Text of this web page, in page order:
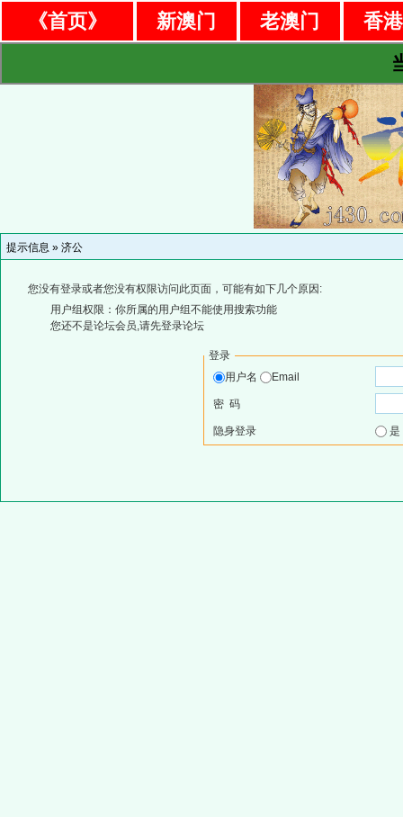
《首页》 新澳门 老澳门
香
提示信息 » 济公
您没有登录或者您没有权限访问此页面，可能有如下几个原因:
用户组权限：你所属的用户组不能使用搜索功能
您还不是论坛会员,请先登录论坛
登录
用户名
Email
密 码
隐身登录